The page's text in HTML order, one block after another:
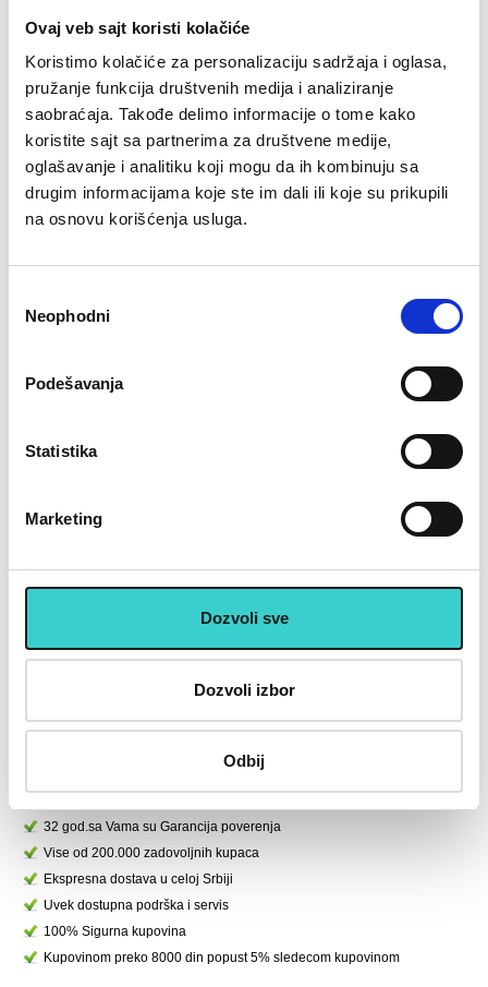
Ovaj veb sajt koristi kolačiće
Koristimo kolačiće za personalizaciju sadržaja i oglasa,
pružanje funkcija društvenih medija i analiziranje
saobraćaja. Takođe delimo informacije o tome kako
koristite sajt sa partnerima za društvene medije,
oglašavanje i analitiku koji mogu da ih kombinuju sa
drugim informacijama koje ste im dali ili koje su prikupili
na osnovu korišćenja usluga.
сагласности
Neophodni
Podešavanja
Statistika
Marketing
Dozvoli sve
Dozvoli izbor
Odbij
8 stepena nivoa visine sedišta (jako, udobno);
nova high-tech magnetna tehnologija; ojačan prenosni
kaiš i ležaj
poseduje točkiće za premeštanje- moderan dizajn
boja metala-crna, boja kutije-mat crna
nivelacija u odnosu na povrsinu na kojoj bicikla-trenazer
moderan dizajn
dimenzije montirane sprave:
tezina zamajca 8 kg
preporučljivo za visinu vežbača do 170cm
Preporučeni artikli uz ovaj proizvod
2kg (tamno sivi) - RX AW
1.533 rsd
U korpu
RX SLIM 1
693 rsd
U korpu
32 god.sa Vama su Garancija poverenja
Vise od 200.000 zadovoljnih kupaca
Ekspresna dostava u celoj Srbiji
Uvek dostupna podrška i servis
100% Sigurna kupovina
Kupovinom preko 8000 din popust 5% sledecom kupovinom